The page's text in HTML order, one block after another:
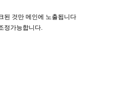
된 것만 메인에 노출됩니다
정가능합니다.